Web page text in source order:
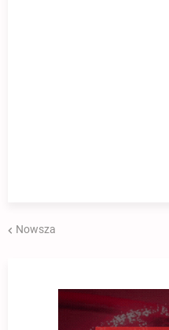
Nowsza